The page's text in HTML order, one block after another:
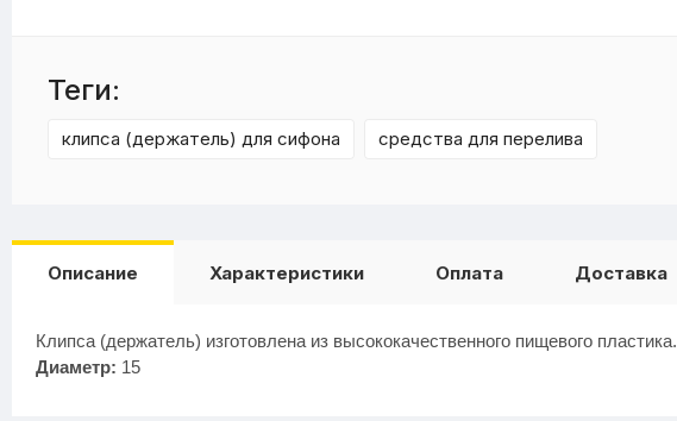
Теги:
клипса (держатель) для сифона средства для перелива
Описание Характеристики Оплата Доставка
Клипса (держатель) изготовлена из высококачественного пищевого пластика.
Диаметр: 15